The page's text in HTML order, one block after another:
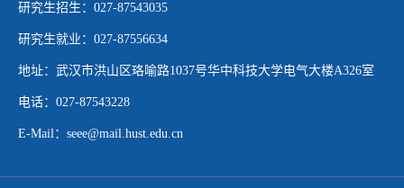
研究生招生：027-87543035
研究生就业：027-87556634
地址：武汉市洪山区珞喻路1037号华中科技大学电气大楼A326室
电话：027-87543228
E-Mail：seee@mail.hust.edu.cn